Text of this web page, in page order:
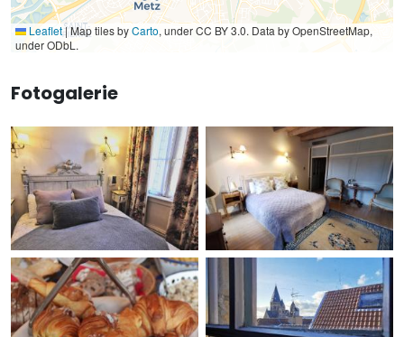
Leaflet|Map tiles byCarto, under CC BY 3.0. Data by OpenStreetMap,
under ODbL.
Fotogalerie